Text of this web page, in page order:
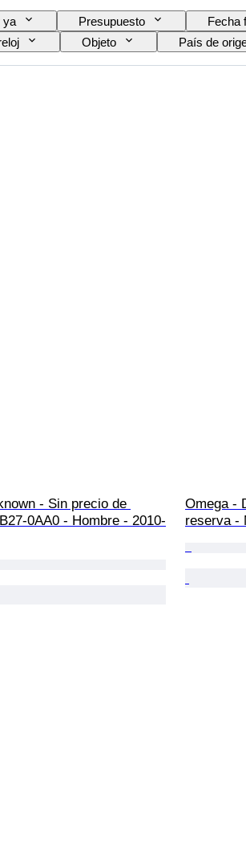
ya Presupuesto Fecha
Objeto País de
Tema Encuadernado
- Sin precio de
0AA0 - Hombre - 2010-
Omega -
reserva -